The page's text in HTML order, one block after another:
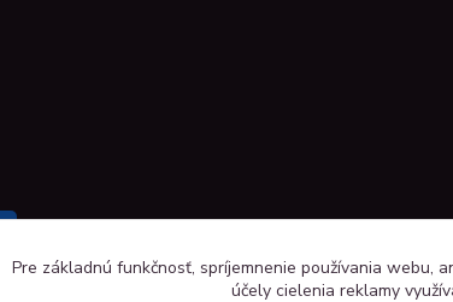
Pre základnú funkčnosť, spríjemnenie používania webu,
účely cielenia reklamy